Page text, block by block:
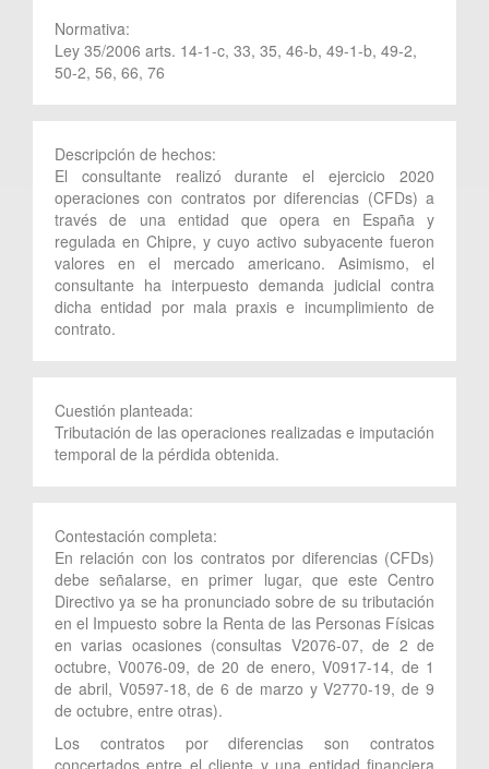
Normativa:
Ley 35/2006 arts. 14-1-c, 33, 35, 46-b, 49-1-b, 49-2,
50-2, 56, 66, 76
Descripción de hechos:
El consultante realizó durante el ejercicio 2020
operaciones con contratos por diferencias (CFDs) a
través de una entidad que opera en España y
regulada en Chipre, y cuyo activo subyacente fueron
valores en el mercado americano. Asimismo, el
consultante ha interpuesto demanda judicial contra
dicha entidad por mala praxis e incumplimiento de
contrato.
Cuestión planteada:
Tributación de las operaciones realizadas e imputación
temporal de la pérdida obtenida.
Contestación completa:
En relación con los contratos por diferencias (CFDs)
debe señalarse, en primer lugar, que este Centro
Directivo ya se ha pronunciado sobre de su tributación
en el Impuesto sobre la Renta de las Personas Físicas
en varias ocasiones (consultas V2076-07, de 2 de
octubre, V0076-09, de 20 de enero, V0917-14, de 1
de abril, V0597-18, de 6 de marzo y V2770-19, de 9
de octubre, entre otras).
Los contratos por diferencias son contratos
concertados entre el cliente y una entidad financiera